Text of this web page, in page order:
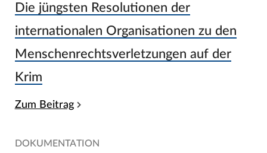
Die jüngsten Resolutionen der
internationalen Organisationen zu den
Menschenrechtsverletzungen auf der
Krim
Zum Beitrag
DOKUMENTATION